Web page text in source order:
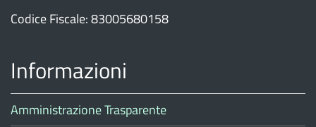
Codice Fiscale: 83005680158
Informazioni
Amministrazione Trasparente